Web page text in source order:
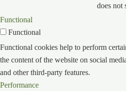
does not
Functional
Functional
Functional cookies help to perform
the content of the website on social
and other third-party features.
Performance